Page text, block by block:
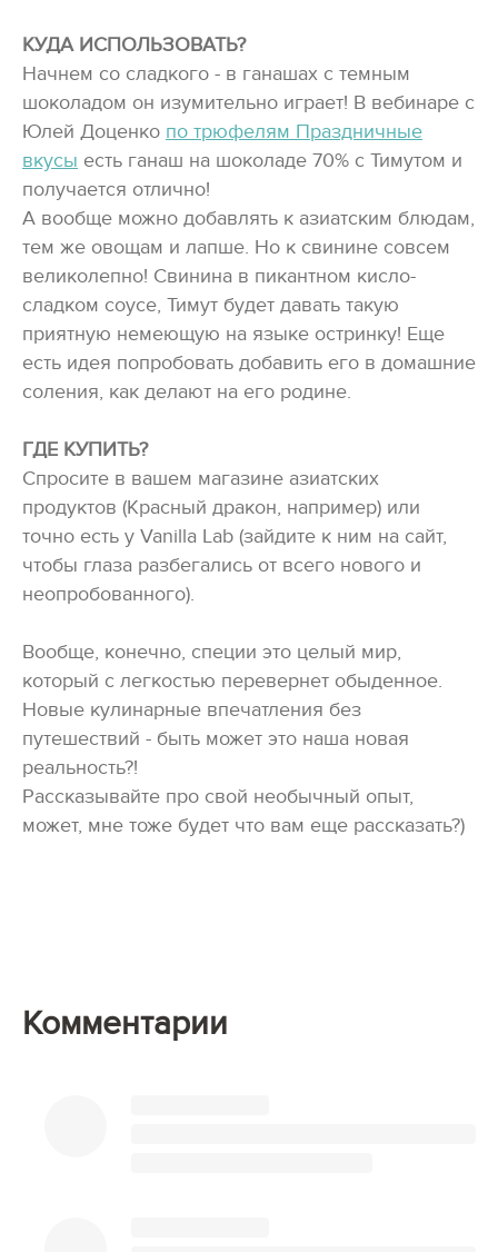
КУДА ИСПОЛЬЗОВАТЬ?
Начнем со сладкого - в ганашах с темным
шоколадом он изумительно играет! В вебинаре с
Юлей Доценко по трюфелям Праздничные
вкусы есть ганаш на шоколаде 70% с Тимутом и
получается отлично!
А вообще можно добавлять к азиатским блюдам,
тем же овощам и лапше. Но к свинине совсем
великолепно! Свинина в пикантном кисло-
сладком соусе, Тимут будет давать такую
приятную немеющую на языке остринку! Еще
есть идея попробовать добавить его в домашние
соления, как делают на его родине.
ГДЕ КУПИТЬ?
Спросите в вашем магазине азиатских
продуктов (Красный дракон, например) или
точно есть у Vanilla Lab (зайдите к ним на сайт,
чтобы глаза разбегались от всего нового и
неопробованного).
Вообще, конечно, специи это целый мир,
который с легкостью перевернет обыденное.
Новые кулинарные впечатления без
путешествий - быть может это наша новая
реальность?!
Рассказывайте про свой необычный опыт,
может, мне тоже будет что вам еще рассказать?)
Комментарии